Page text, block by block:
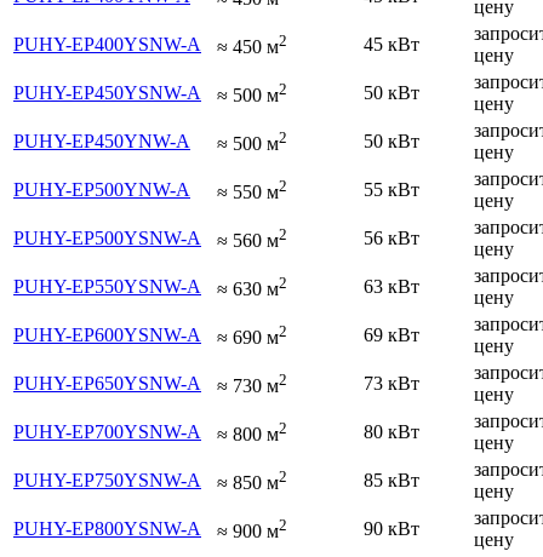
цену
PUHY-EP400YSNW-A
≈ 450 м2 45 кВт
цену
PUHY-EP450YSNW-A
≈ 500 м2 50 кВт
цену
PUHY-EP450YNW-A
≈ 500 м2 50 кВт
цену
PUHY-EP500YNW-A
≈ 550 м2 55 кВт
цену
PUHY-EP500YSNW-A
≈ 560 м2 56 кВт
цену
PUHY-EP550YSNW-A
≈ 630 м2 63 кВт
цену
PUHY-EP600YSNW-A
≈ 690 м2 69 кВт
цену
PUHY-EP650YSNW-A
≈ 730 м2 73 кВт
цену
PUHY-EP700YSNW-A
≈ 800 м2 80 кВт
цену
PUHY-EP750YSNW-A
≈ 850 м2 85 кВт
цену
PUHY-EP800YSNW-A
≈ 900 м2 90 кВт
цену